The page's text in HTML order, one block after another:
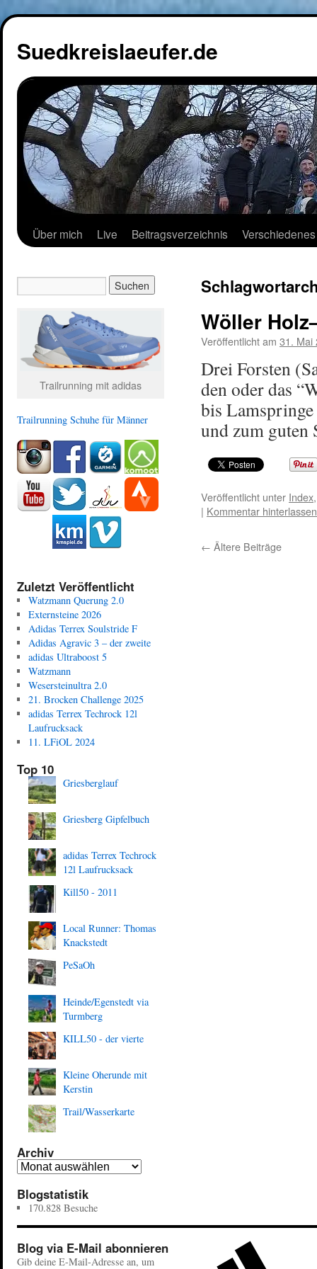
Suedkreislaeufer.de
Über mich Live Beitragsverzeichnis Verschiedenes
Wöller
Veröffentlicht am 31. Mai
Drei Forsten
den oder das
bis
und zum
Veröffentlicht unter Index
| Kommentar hinterlassen
← Ältere Beiträge
Trailrunning mit adidas
Trailrunning Schuhe für Männer
Zuletzt Veröffentlicht
Watzmann Querung 2.0
Externsteine 2026
Adidas Terrex Soulstride F
Adidas Agravic 3 – der zweite
adidas Ultraboost 5
Watzmann
Wesersteinultra 2.0
21. Brocken Challenge 2025
adidas Terrex Techrock 12l
Laufrucksack
11. LFiOL 2024
Top 10
Griesberglauf
Griesberg Gipfelbuch
adidas Terrex Techrock
12l Laufrucksack
Kill50 - 2011
Local Runner: Thomas
Knackstedt
PeSaOh
Heinde/Egenstedt via
Turmberg
KILL50 - der vierte
Kleine Oherunde mit
Kerstin
Trail/Wasserkarte
Archiv
Blogstatistik
170.828 Besuche
Blog via E-Mail abonnieren
Gib deine E-Mail-Adresse an, um